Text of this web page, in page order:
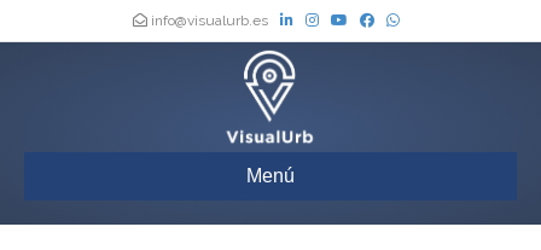
info@visualurb.es
Menú